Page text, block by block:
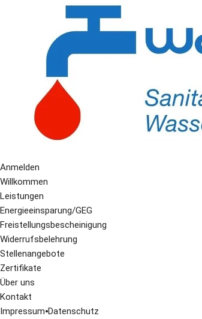
Anmelden
Willkommen
Leistungen
Energieeinsparung/GEG
Freistellungsbescheinigung
Widerrufsbelehrung
Stellenangebote
Zertifikate
Über uns
Kontakt
Impressum⦁Datenschutz